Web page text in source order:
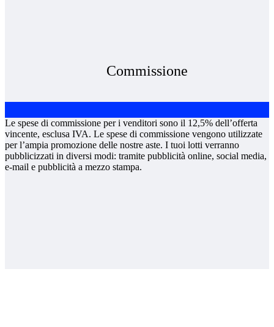
Commissione
Le spese di commissione per i venditori sono il 12,5% dell’offerta
vincente, esclusa IVA. Le spese di commissione vengono utilizzate
per l’ampia promozione delle nostre aste. I tuoi lotti verranno
pubblicizzati in diversi modi: tramite pubblicità online, social media,
e-mail e pubblicità a mezzo stampa.